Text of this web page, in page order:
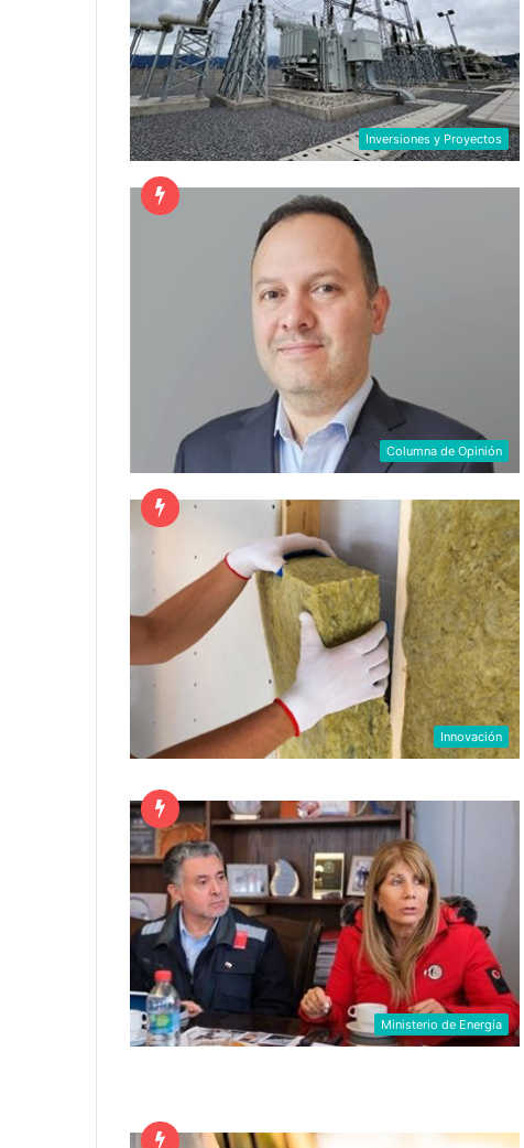
Inversiones y Proyectos
Columna de Opinión
Innovación
Ministerio de Energía